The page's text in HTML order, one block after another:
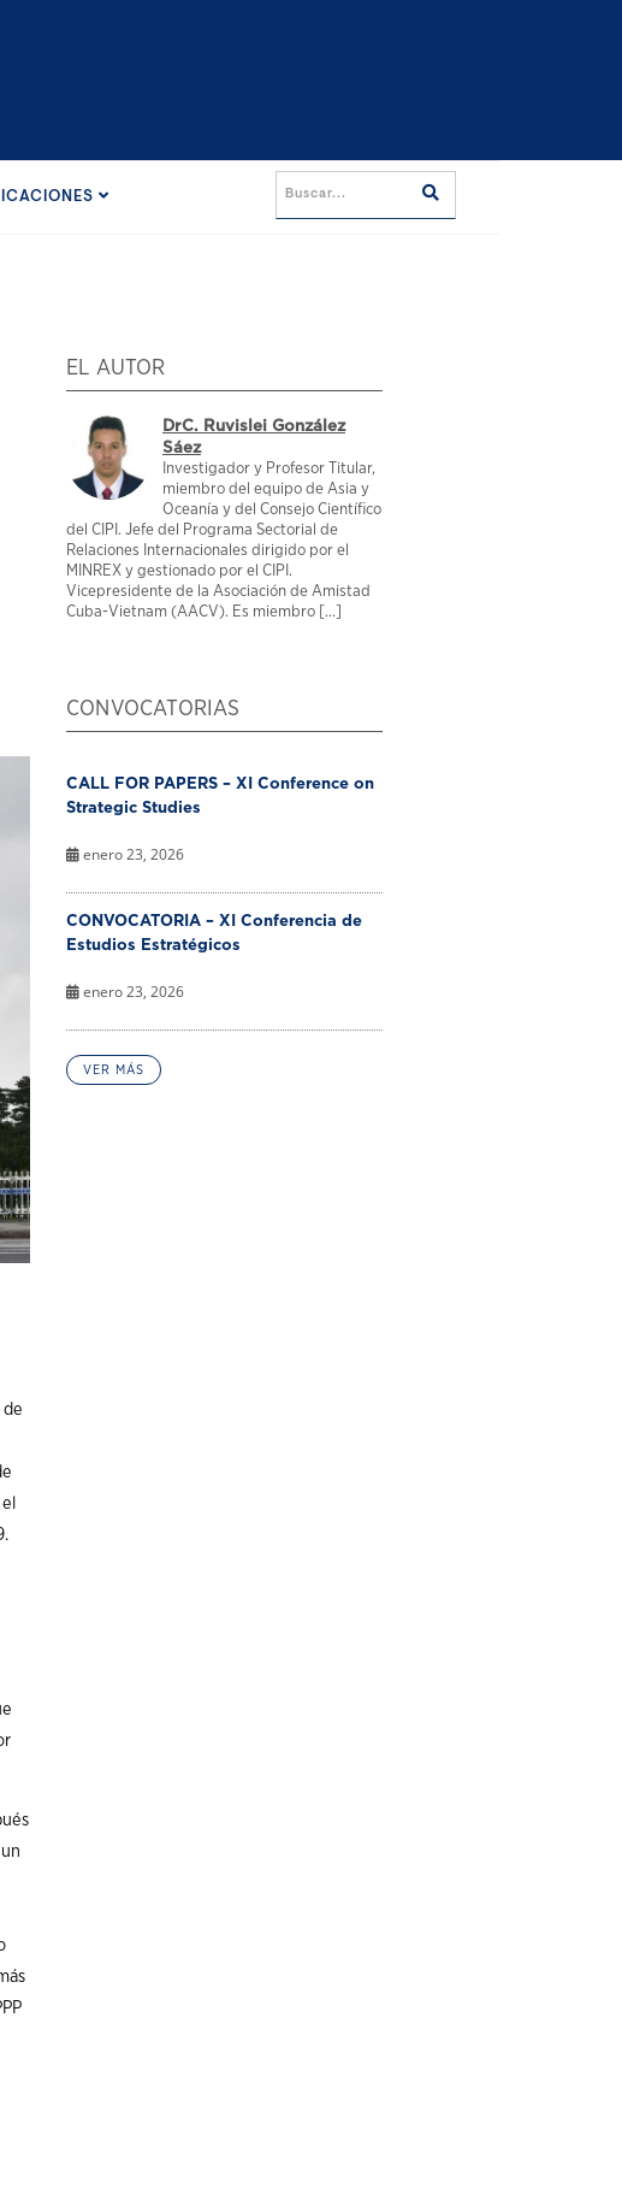
de
EL AUTOR
DrC. Ruvislei González
Sáez
Investigador y Profesor Titular,
miembro del equipo de Asia y
Oceanía y del Consejo Científico
del CIPI. Jefe del Programa Sectorial de
Relaciones Internacionales dirigido por el
MINREX y gestionado por el CIPI.
Vicepresidente de la Asociación de Amistad
Cuba-Vietnam (AACV). Es miembro [...]
CONVOCATORIAS
CALL FOR PAPERS – XI Conference on
Strategic Studies
enero 23, 2026
CONVOCATORIA – XI Conferencia de
Estudios Estratégicos
enero 23, 2026
VER MÁS